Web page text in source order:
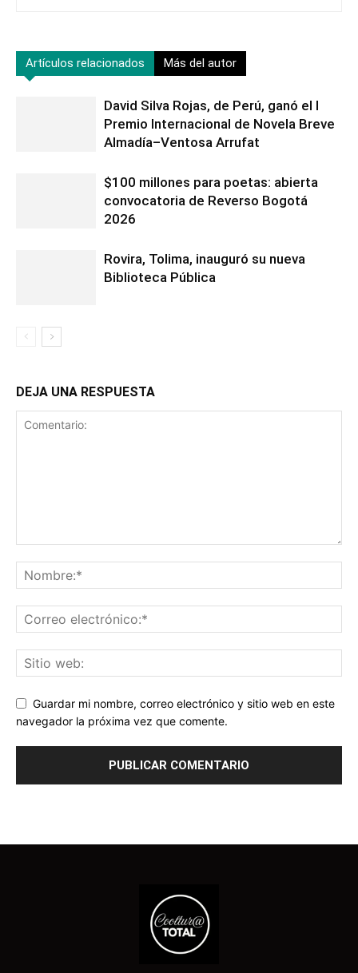
Artículos relacionados Más del autor
David Silva Rojas, de Perú, ganó el I
Premio Internacional de Novela Breve
Almadía–Ventosa Arrufat
$100 millones para poetas: abierta
convocatoria de Reverso Bogotá
2026
Rovira, Tolima, inauguró su nueva
Biblioteca Pública
DEJA UNA RESPUESTA
Guardar mi nombre, correo electrónico y sitio web en este
navegador la próxima vez que comente.